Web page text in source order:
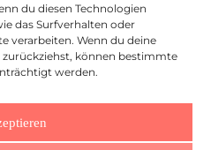
du diesen Technologien
das Surfverhalten oder
verarbeiten. Wenn du deine
können bestimmte
werden.